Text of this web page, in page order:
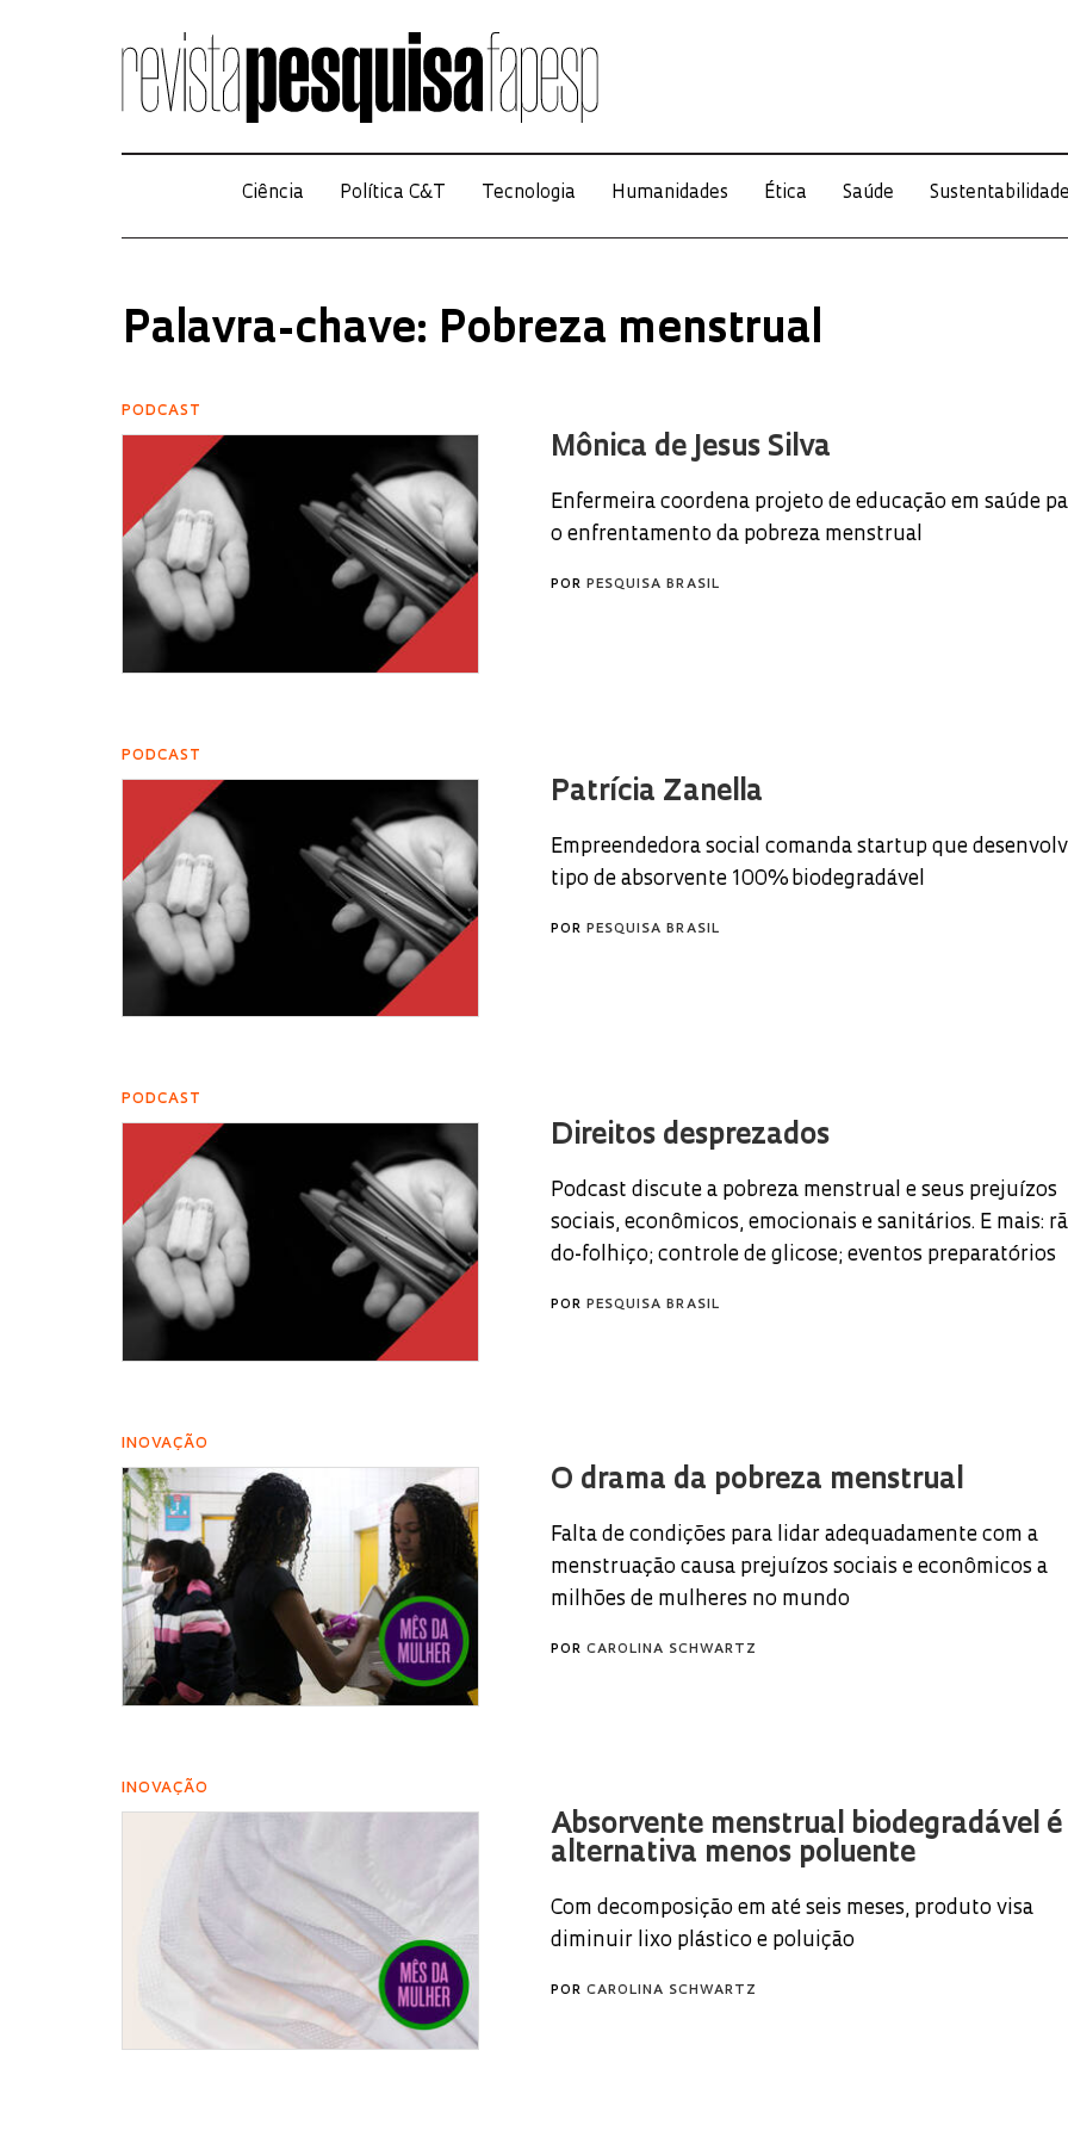
Ciência Política C&T Tecnologia Humanidades Ética Saúde
Palavra-chave: Pobreza menstrual
PODCAST
Mônica de Jesus Silva
Enfermeira coordena projeto de educação em saúde
o enfrentamento da pobreza menstrual
POR PESQUISA BRASIL
PODCAST
Patrícia Zanella
Empreendedora social comanda startup que
tipo de absorvente 100% biodegradável
POR PESQUISA BRASIL
PODCAST
Direitos desprezados
Podcast discute a pobreza menstrual e seus prejuízos
sociais, econômicos, emocionais e sanitários. E mais:
do-folhiço; controle de glicose; eventos preparatórios
POR PESQUISA BRASIL
INOVAÇÃO
O drama da pobreza menstrual
Falta de condições para lidar adequadamente com a
menstruação causa prejuízos sociais e econômicos a
milhões de mulheres no mundo
POR CAROLINA SCHWARTZ
INOVAÇÃO
Absorvente menstrual biodegradável é
alternativa menos poluente
Com decomposição em até seis meses, produto visa
diminuir lixo plástico e poluição
POR CAROLINA SCHWARTZ